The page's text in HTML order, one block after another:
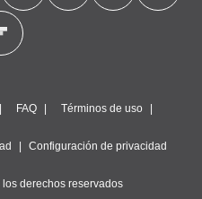
FAQ Términos de uso
Configuración de privacidad
derechos reservados